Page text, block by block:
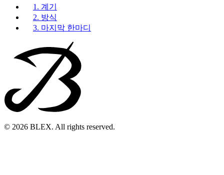
1. 계기
2. 방식
3. 마지막 한마디
© 2026 BLEX. All rights reserved.